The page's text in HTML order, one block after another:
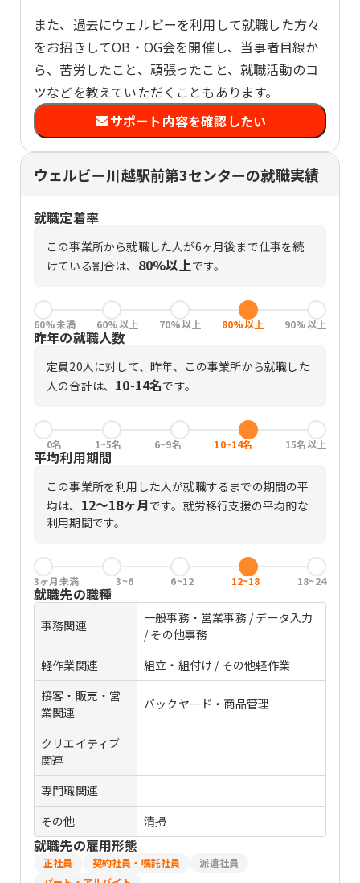
また、過去にウェルビーを利用して就職した方々
をお招きしてOB・OG会を開催し、当事者目線か
ら、苦労したこと、頑張ったこと、就職活動のコ
ツなどを教えていただくこともあります。
サポート内容を確認したい
ウェルビー川越駅前第3センターの就職実績
就職定着率
この事業所から就職した人が6ヶ月後まで仕事を続
けている割合は、 80%以上です。
60%未満 60%以上 70%以上 80%以上 90%以上
昨年の就職人数
定員20人に対して、昨年、この事業所から就職した
人の合計は、 10-14名です。
0名 1~5名 6~9名 10~14名 15名以上
平均利用期間
この事業所を利用した人が就職するまでの期間の平
均は、 12〜18ヶ月です。 就労移行支援の平均的な
利用期間です。
3ヶ月未満 3~6 6~12 12~18 18~24
就職先の職種
事務関連
一般事務・営業事務 / データ入力
/ その他事務
軽作業関連
組立・組付け / その他軽作業
接客・販売・営
業関連
バックヤード・商品管理
クリエイティブ
関連
専門職関連
その他
清掃
就職先の雇用形態
正社員 契約社員・嘱託社員
派遣社員